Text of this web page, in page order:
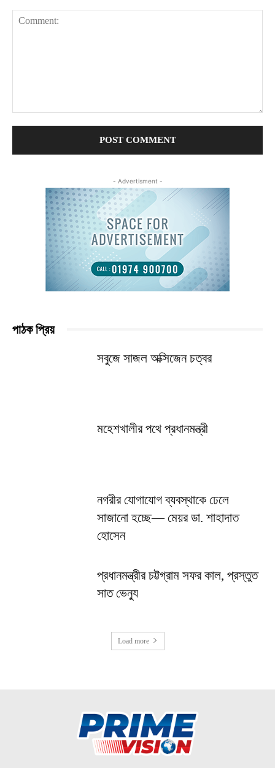
- Advertisment -
পাঠক প্রিয়
সবুজে সাজল অক্সিজেন চত্বর
মহেশখালীর পথে প্রধানমন্ত্রী
নগরীর যোগাযোগ ব্যবস্থাকে ঢেলে
সাজানো হচ্ছে— মেয়র ডা. শাহাদাত
হোসেন
প্রধানমন্ত্রীর চট্টগ্রাম সফর কাল, প্রস্তুত
সাত ভেন্যু
Load more